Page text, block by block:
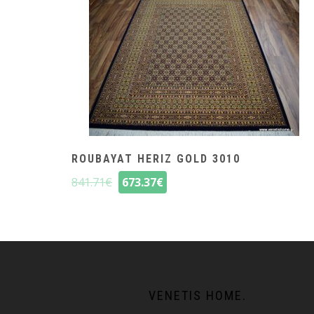
ROUBAYAT HERIZ GOLD 3010
841.71€ 673.37€
VENETIS HOME.